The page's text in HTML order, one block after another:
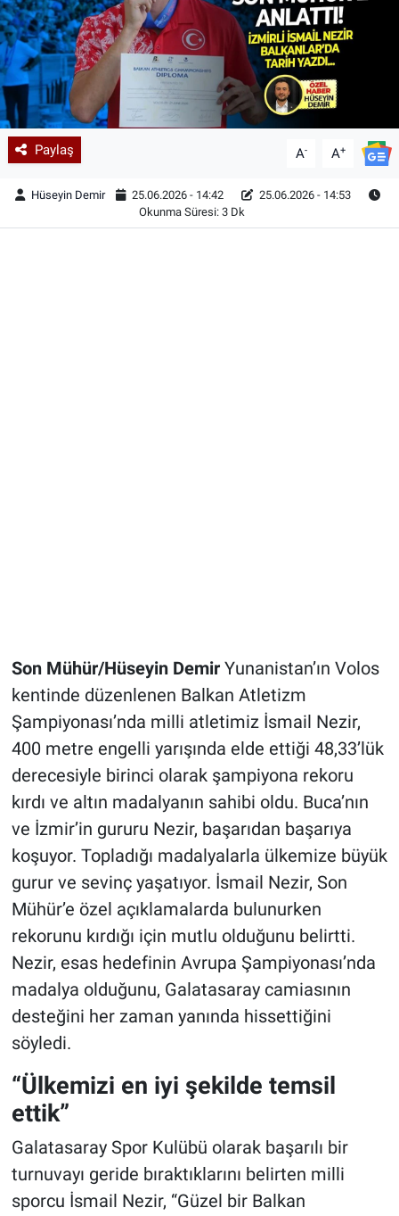
Paylaş A- A+
Hüseyin Demir 25.06.2026 - 14:42
25.06.2026 - 14:53
Okunma Süresi: 3 Dk
Son Mühür/Hüseyin Demir Yunanistan’ın Volos
kentinde düzenlenen Balkan Atletizm
Şampiyonası’nda milli atletimiz İsmail Nezir,
400 metre engelli yarışında elde ettiği 48,33’lük
derecesiyle birinci olarak şampiyona rekoru
kırdı ve altın madalyanın sahibi oldu. Buca’nın
ve İzmir’in gururu Nezir, başarıdan başarıya
koşuyor. Topladığı madalyalarla ülkemize büyük
gurur ve sevinç yaşatıyor. İsmail Nezir, Son
Mühür’e özel açıklamalarda bulunurken
rekorunu kırdığı için mutlu olduğunu belirtti.
Nezir, esas hedefinin Avrupa Şampiyonası’nda
madalya olduğunu, Galatasaray camiasının
desteğini her zaman yanında hissettiğini
söyledi.
“Ülkemizi en iyi şekilde temsil
ettik”
Galatasaray Spor Kulübü olarak başarılı bir
turnuvayı geride bıraktıklarını belirten milli
sporcu İsmail Nezir, “Güzel bir Balkan